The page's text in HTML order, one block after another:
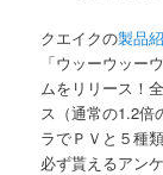
クエイクの製品
「ウッーウッー
ムをリリース！
ス（通常の1.2
ラでＰＶと５種
必ず貰えるアン